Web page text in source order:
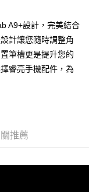
A9+設計，完美結合
計讓您隨時調整角
筆槽更是提升您的
睿亮手機配件，為
推薦